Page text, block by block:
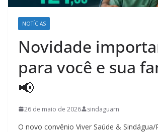
NOTÍCIAS
Novidade
para você e sua
📢
26 de maio de 2026 sindaguarn
O novo convênio Viver Saúde & Sindágua/